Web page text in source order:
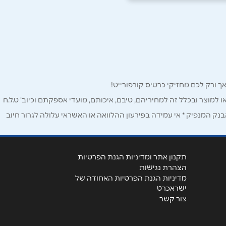
למוצר ובכלל זה למחיריהם, טיבם, איכותם, מועדי אספקתם וכיוב' ט.ל.ח
* אי עמידה בפירעון ההלוואה או האשראי עלולה לגרור חיוב
תקנון אתר ומדיניות הגנת הפרטיות
הצהרת נגישות
מדיניות הגנת הפרטיות האחודה של
ישראכרט
צור קשר